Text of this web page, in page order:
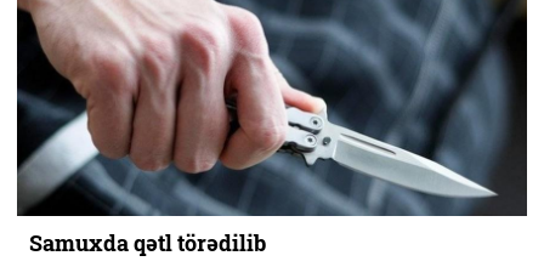
Samuxda qətl törədilib